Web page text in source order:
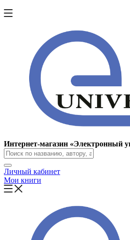
Интернет-магазин «Электронный
Личный кабинет
Мои книги